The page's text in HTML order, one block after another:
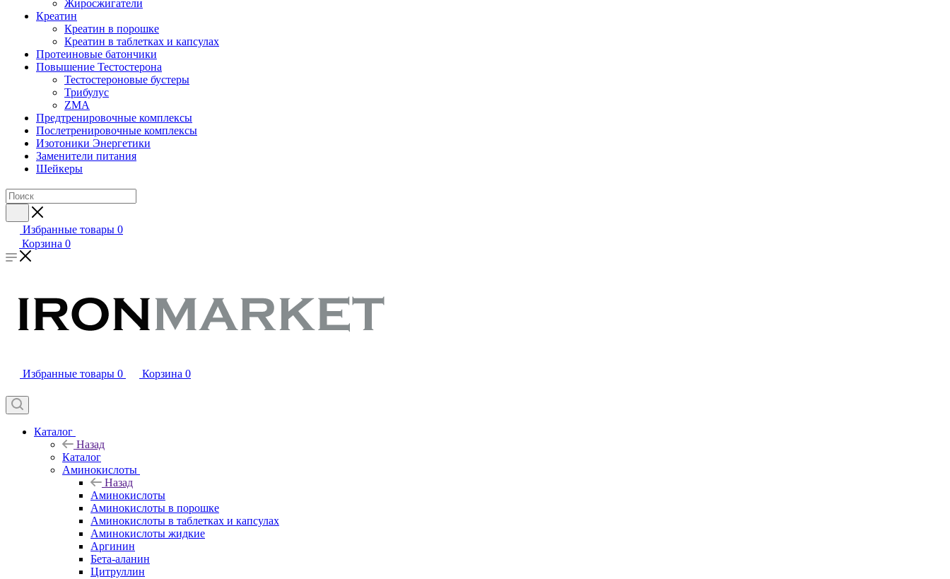
Жиросжигатели
Креатин
Креатин в порошке
Креатин в таблетках и капсулах
Протеиновые батончики
Повышение Тестостерона
Тестостероновые бустеры
Трибулус
ZMA
Предтренировочные комплексы
Послетренировочные комплексы
Изотоники Энергетики
Заменители питания
Шейкеры
Избранные товары 0
Корзина 0
Избранные товары 0 Корзина 0
Каталог
Назад
Каталог
Аминокислоты
Назад
Аминокислоты
Аминокислоты в порошке
Аминокислоты в таблетках и капсулах
Аминокислоты жидкие
Аргинин
Бета-аланин
Цитруллин